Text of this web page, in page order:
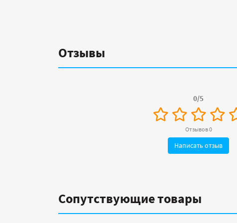
Отзывы
0/5
Отзывов 0
Написать отзыв
Сопутствующие товары